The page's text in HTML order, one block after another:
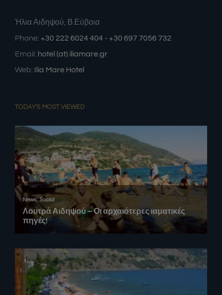
Ήλια Αιδηψού, Β.Εύβοια
Phone: +30 222 6024 404 - +30 697 7056 732
Email: hotel (at) iliamare.gr
Web: Ilia Mare Hotel
TODAY'S MOST VIEWED